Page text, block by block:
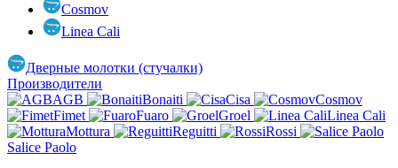
Cosmov
Linea Cali
Дверные молотки (стучалки)
Производители
AGB
Bonaiti Cisa
Cosmov
Fimet
Fuaro Groel
Linea Cali
Mottura
Reguitti
Rossi
Salice Paolo